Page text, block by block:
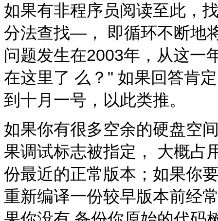
如果有非程序员阅读至此，
分法查找—， 即循环不断地
问题发生在2003年，从这一
在这里了 么？" 如果回答肯
到十月一号，以此类推。
如果你有很多空余的硬盘空
果调试标志被指定， 大概占
份最近的正常版本；如果你
重新编译一份较早版本前经